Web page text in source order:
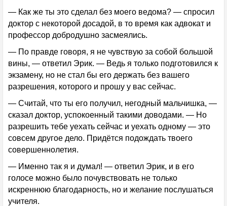
— Как же ты это сделал без моего ведома? — спросил
доктор с некоторой досадой, в то время как адвокат и
профессор добродушно засмеялись.
— По правде говоря, я не чувствую за собой большой
вины, — ответил Эрик. — Ведь я только подготовился к
экзамену, но не стал бы его держать без вашего
разрешения, которого и прошу у вас сейчас.
— Считай, что ты его получил, негодный мальчишка, —
сказал доктор, успокоенный такими доводами. — Но
разрешить тебе уехать сейчас и уехать одному — это
совсем другое дело. Придётся подождать твоего
совершеннолетия.
— Именно так я и думал! — ответил Эрик, и в его
голосе можно было почувствовать не только
искреннюю благодарность, но и желание послушаться
учителя.